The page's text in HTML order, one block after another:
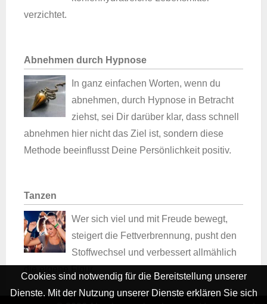
verzichtet.
Abnehmen durch Hypnose
In ganz einfachen Worten, wenn du
abnehmen, durch Hypnose in Betracht
ziehst, sei Dir darüber klar, dass schnell
abnehmen hier nicht das Ziel ist, sondern diese
Methode beeinflusst Deine Persönlichkeit positiv.
Tanzen
Wer sich viel und mit Freude bewegt,
steigert die Fettverbrennung, pusht den
Stoffwechsel und verbessert allmählich
Cookies sind notwendig für die Bereitstellung unserer
Dienste. Mit der Nutzung unserer Dienste erklären Sie sich